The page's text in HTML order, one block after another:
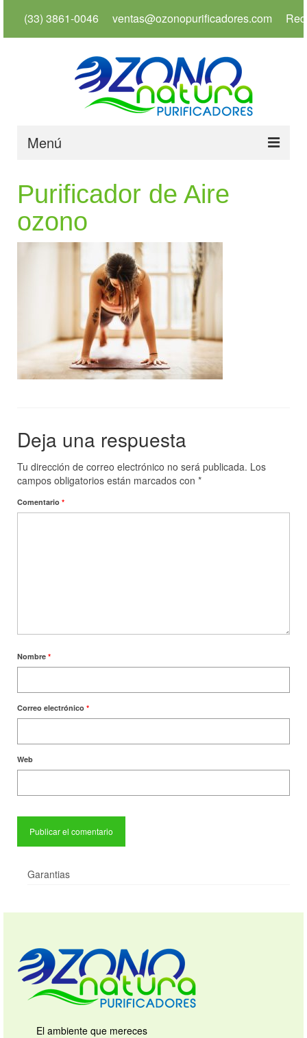
(33) 3861-0046 ventas@ozonopurificadores.com
Menú
Tips de Ozono
Contacto
Purificador de Aire
ozono
Deja una respuesta
Tu dirección de correo electrónico no será publicada. Los
campos obligatorios están marcados con *
Comentario *
Nombre *
Correo electrónico *
Web
Garantias
El ambiente que mereces